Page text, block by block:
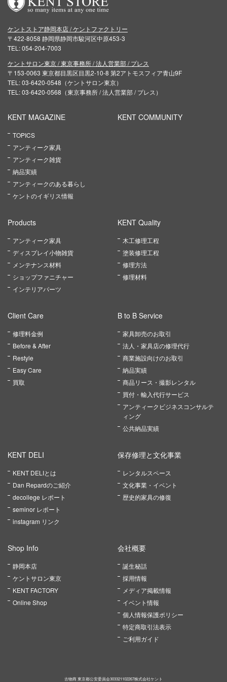
ケントストア静岡本店 / ケントファクトリー
〒422-8058 静岡県静岡市駿河区中原453-3
TEL: 054-204-7003
ケントサロン東京 / 東京事務所 / 法人営業部 / プレス
〒153-0063 東京都目黒区目黒2-10-8 第2アトモスフィア青山9F
TEL: 03-6420-0548（ケントサロン東京）
TEL: 03-6420-0568（東京事務所 / 法人営業部 / プレス）
KENT MAGAZINE
TOPICS
アンティーク家具
アンティーク雑貨
納品実績
アンティークのある暮らし
ケントのイギリス情報
KENT COMMUNITY
Products
アンティーク家具
ディスプレイ小物雑貨
メンテナンス材料
ショップファニチャー
インテリアパーツ
KENT Quality
木工修理工程
塗装修理工程
修理方法
修理材料
Client Care
修理料金例
Before & After
Restyle
Easy Care
買取
B to B Service
家具卸売のお取引
法人・家具店の修理代行
商業施設向けのお取引
納品実績
商品リース・撮影レンタル
買付・輸入代行サービス
アンティークビジネスコンサルテ
ィング
公共納品実績
KENT DELI
KENT DELIとは
Dan Repardのご紹介
decollege レポート
seminor レポート
instagram リンク
保存修理と文化事業
レンタルスペース
文化事業・イベント
歴史的家具の修復
Shop Info
静岡本店
ケントサロン東京
KENT FACTORY
Online Shop
会社概要
誕生秘話
採用情報
メディア掲載情報
イベント情報
個人情報保護ポリシー
特定商取引法表示
ご利用ガイド
古物商 東京都公安委員会303321102267株式会社ケント